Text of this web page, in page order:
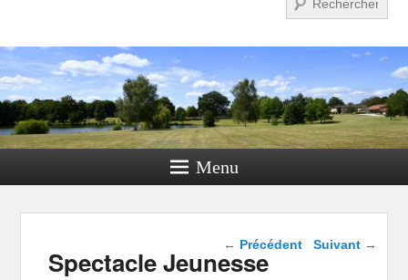
Menu
Navigation dans les
← Précédent Suivant →
Spectacle Jeunesse